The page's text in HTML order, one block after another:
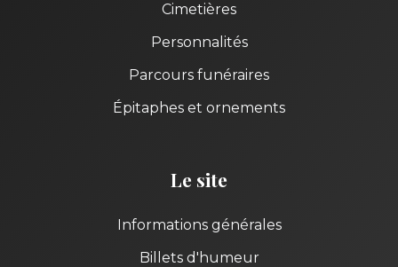
Cimetières
Personnalités
Parcours funéraires
Épitaphes et ornements
Le site
Informations générales
Billets d'humeur